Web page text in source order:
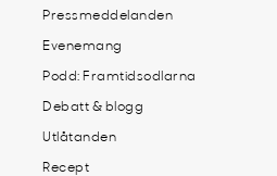
Pressmeddelanden
Evenemang
Podd: Framtidsodlarna
Debatt & blogg
Utlåtanden
Recept